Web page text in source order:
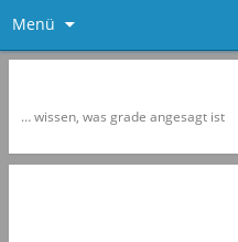
Menü
… wissen, was grade angesagt ist